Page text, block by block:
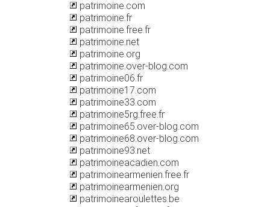
patrimoine.com
patrimoine.fr
patrimoine.free.fr
patrimoine.net
patrimoine.org
patrimoine.over-blog.com
patrimoine06.fr
patrimoine17.com
patrimoine33.com
patrimoine5rg.free.fr
patrimoine65.over-blog.com
patrimoine68.over-blog.com
patrimoine93.net
patrimoineacadien.com
patrimoinearmenien.free.fr
patrimoinearmenien.org
patrimoinearoulettes.be